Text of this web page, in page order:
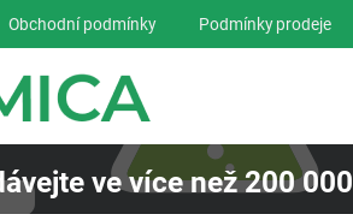
Obchodní podmínky Podmínky prodeje
ve více než200 000